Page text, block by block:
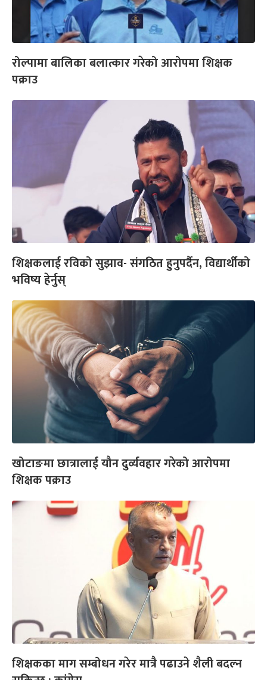
रोल्पामा बालिका बलात्कार गरेको आरोपमा शिक्षक
पक्राउ
शिक्षकलाई रविको सुझाव- संगठित हुनुपर्दैन, विद्यार्थीको
भविष्य हेर्नुस्
खोटाङमा छात्रालाई यौन दुर्व्यवहार गरेको आरोपमा
शिक्षक पक्राउ
शिक्षकका माग सम्बोधन गरेर मात्रै पढाउने शैली बदल्न